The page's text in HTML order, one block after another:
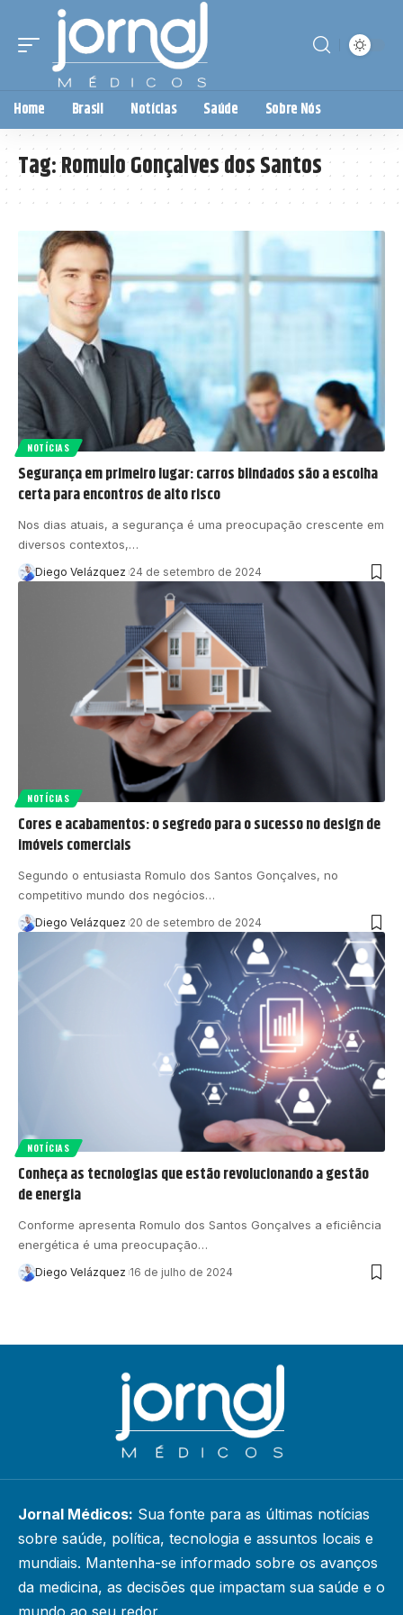
Home Brasil Notícias Saúde Sobre Nós
Tag:Romulo Gonçalves dos Santos
NOTÍCIAS
Segurança em primeiro lugar: carros blindados são a escolha
certa para encontros de alto risco
Nos dias atuais, a segurança é uma preocupação crescente em
diversos contextos,…
Diego Velázquez 24 de setembro de 2024
NOTÍCIAS
Cores e acabamentos: o segredo para o sucesso no design de
imóveis comerciais
Segundo o entusiasta Romulo dos Santos Gonçalves, no
competitivo mundo dos negócios…
Diego Velázquez 20 de setembro de 2024
NOTÍCIAS
Conheça as tecnologias que estão revolucionando a gestão
de energia
Conforme apresenta Romulo dos Santos Gonçalves a eficiência
energética é uma preocupação…
Diego Velázquez 16 de julho de 2024
Jornal Médicos: Sua fonte para as últimas notícias
sobre saúde, política, tecnologia e assuntos locais e
mundiais. Mantenha-se informado sobre os avanços
da medicina, as decisões que impactam sua saúde e o